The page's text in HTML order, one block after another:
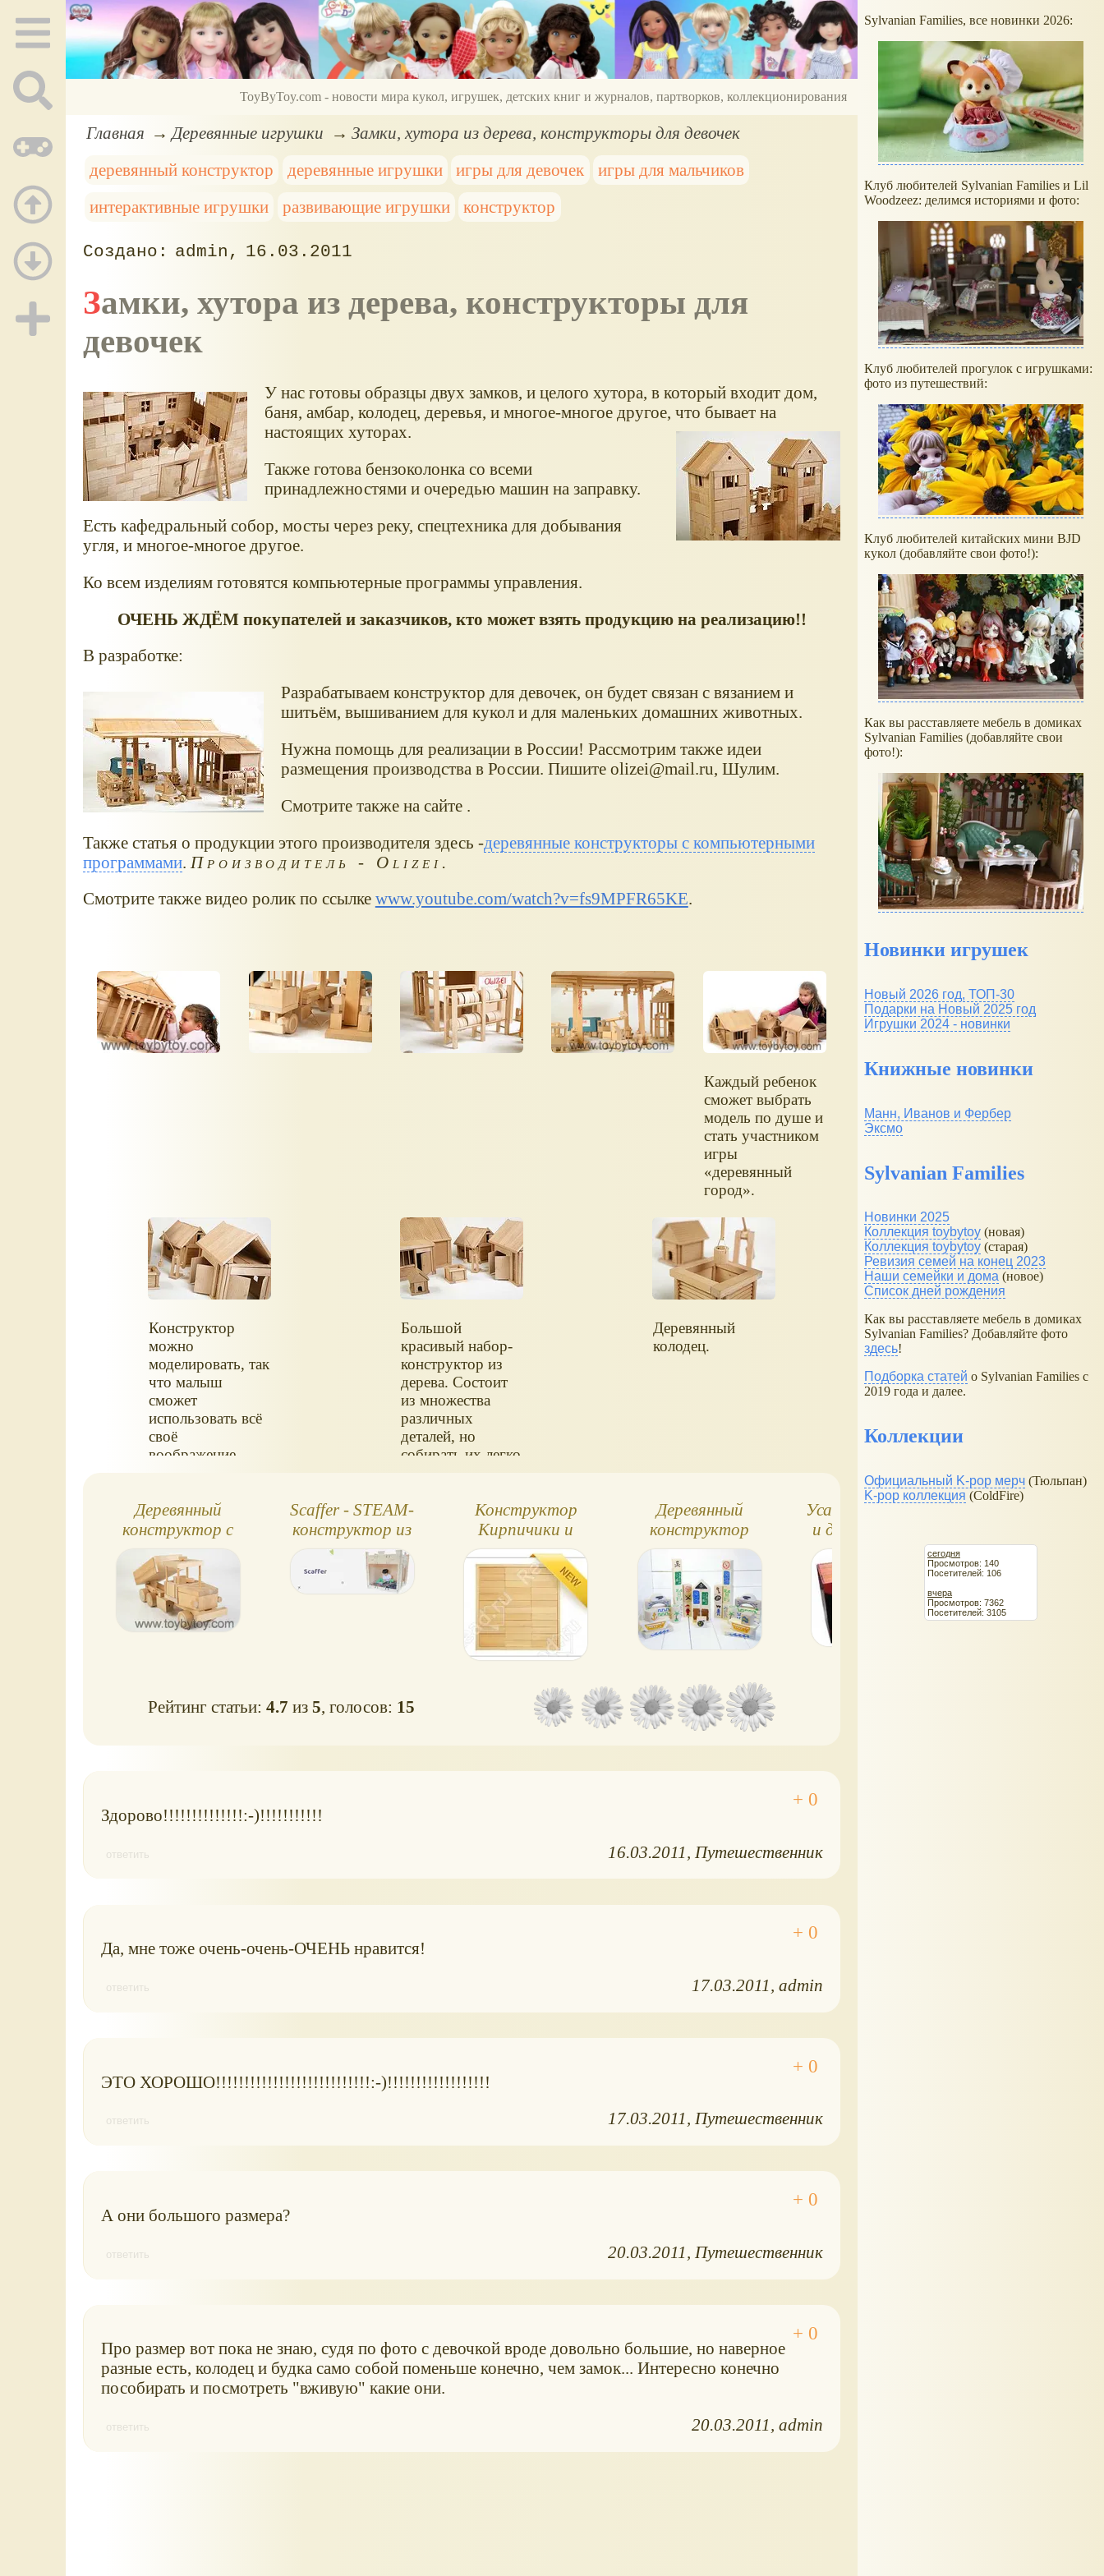
ToyByToy.com - новости мира кукол, игрушек, детских книг и журналов, партворков, коллекционирования
Главная Деревянные игрушки
Замки, хутора из дерева, конструкторы для девочек
деревянный конструктор
деревянные игрушки игры для девочек
игры для мальчиков
интерактивные игрушки
развивающие игрушки конструктор
admin 16.03.2011
Замки, хутора из дерева, конструкторы для
девочек
У нас готовы образцы двух замков, и целого хутора, в который входит дом,
баня, амбар, колодец, деревья, и многое-многое другое, что бывает на
настоящих хуторах.
Также готова бензоколонка со всеми
принадлежностями и очередью машин на заправку.
Есть кафедральный собор, мосты через реку, спецтехника для добывания
угля, и многое-многое другое.
Ко всем изделиям готовятся компьютерные программы управления.
ОЧЕНЬ ЖДЁМ покупателей и заказчиков, кто может взять продукцию на реализацию!!
В разработке:
Разрабатываем конструктор для девочек, он будет связан с вязанием и
шитьём, вышиванием для кукол и для маленьких домашних животных.
Нужна помощь для реализации в России! Рассмотрим также идеи
размещения производства в России. Пишите olizei@mail.ru, Шулим.
Смотрите также на сайте .
Также статья о продукции этого производителя здесь -деревянные конструкторы с компьютерными
программами. Производитель - Olizei.
Смотрите также видео ролик по ссылке www.youtube.com/watch?v=fs9MPFR65KE.
Каждый ребенок
сможет выбрать
модель по душе и
стать участником
игры
«деревянный
город».
Конструктор
можно
моделировать, так
что малыш
сможет
использовать всё
своё
воображение,
дома.
Большой
красивый набор-
конструктор из
дерева. Состоит
из множества
различных
деталей, но
собирать их легко
друзья не смогут
устоять и соберут
обладателями
впечатляющего
деревянного
хутора.Здесь и
будки, и колодцы,
Деревянный
колодец.
Деревянный
конструктор с
программами
Scaffer - STEAM-
конструктор из
березовой фанеры
Конструктор
Кирпичики и
кубики
Деревянный
конструктор
"Пираты" от
Краснокамской
игрушки
Усадьба Бейджин
и другие замки и
дворцы, домики от
кубики
Рейтинг статьи:4.7 из5, голосов: 15
Здорово!!!!!!!!!!!!!!:-)!!!!!!!!!!!
ответить 16.03.2011 Путешественник
Да, мне тоже очень-очень-ОЧЕНЬ нравится!
ответить 17.03.2011 admin
ЭТО ХОРОШО!!!!!!!!!!!!!!!!!!!!!!!!!!!:-)!!!!!!!!!!!!!!!!!!
ответить 17.03.2011 Путешественник
А они большого размера?
ответить 20.03.2011 Путешественник
Про размер вот пока не знаю, судя по фото с девочкой вроде довольно большие, но наверное
разные есть, колодец и будка само собой поменьше конечно, чем замок... Интересно конечно
пособирать и посмотреть "вживую" какие они.
ответить 20.03.2011 admin
Sylvanian Families, все новинки 2026:
Клуб любителей Sylvanian Families и Lil
Woodzeez: делимся историями и фото:
Клуб любителей прогулок с игрушками:
фото из путешествий:
Клуб любителей китайских мини BJD
кукол (добавляйте свои фото!):
Как вы расставляете мебель в домиках
Sylvanian Families (добавляйте свои
фото!):
Новинки игрушек
Новый 2026 год, ТОП-30
Подарки на Новый 2025 год
Игрушки 2024 - новинки
Книжные новинки
Манн, Иванов и Фербер
Эксмо
Sylvanian Families
Новинки 2025
Коллекция toybytoy (новая)
Коллекция toybytoy (старая)
Ревизия семей на конец 2023
Наши семейки и дома (новое)
Список дней рождения
Как вы расставляете мебель в домиках
Sylvanian Families? Добавляйте фото
здесь!
Подборка статей о Sylvanian Families с
2019 года и далее.
Коллекции
Официальный K-pop мерч (Тюльпан)
K-pop коллекция (ColdFire)
сегодня
Просмотров: 140
Посетителей: 106
вчера
Просмотров: 7362
Посетителей: 3105